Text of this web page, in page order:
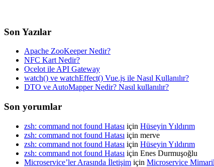
Son Yazılar
Apache ZooKeeper Nedir?
NFC Kart Nedir?
Ocelot ile API Gateway
watch() ve watchEffect() Vue.js ile Nasıl Kullanılır?
DTO ve AutoMapper Nedir? Nasıl kullanılır?
Son yorumlar
zsh: command not found Hatası için Hüseyin Yıldırım
zsh: command not found Hatası için merve
zsh: command not found Hatası için Hüseyin Yıldırım
zsh: command not found Hatası için Enes Durmuşoğlu
Microservice’ler Arasında İletişim için Microservice